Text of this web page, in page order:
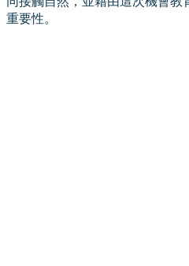
重要性。